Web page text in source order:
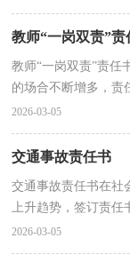
教师“一岗双责”责
教师“一岗双责”责任
的场合不断增多，责
围、职责的文书。那
2026-03-05
交通事故责任书
交通事故责任书在社
上升趋势，签订责
的责任书才是有效的
2026-03-05